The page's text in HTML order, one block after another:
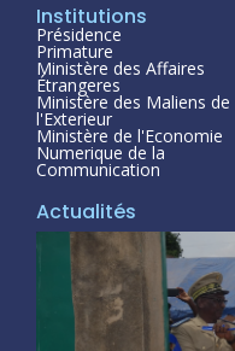
Institutions
Présidence
Primature
Ministère des Affaires
Étrangeres
Ministère des Maliens de
l'Exterieur
Ministère de l'Economie
Numerique de la
Communication
Actualités